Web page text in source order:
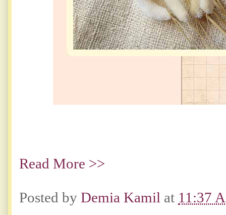
Read More >>
Posted by Demia Kamil at 11:37